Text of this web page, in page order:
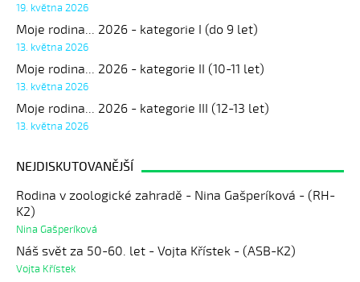
19. května 2026
Moje rodina... 2026 - kategorie I (do 9 let)
13. května 2026
Moje rodina... 2026 - kategorie II (10-11 let)
13. května 2026
Moje rodina... 2026 - kategorie III (12-13 let)
13. května 2026
NEJDISKUTOVANĚJŠÍ
Rodina v zoologické zahradě - Nina Gašperíková - (RH-
K2)
Nina Gašperíková
Náš svět za 50-60. let - Vojta Křístek - (ASB-K2)
Vojta Křístek